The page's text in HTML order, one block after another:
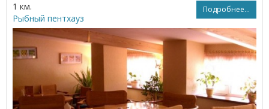
1 км. Подробнее...
Рыбный пентхауз